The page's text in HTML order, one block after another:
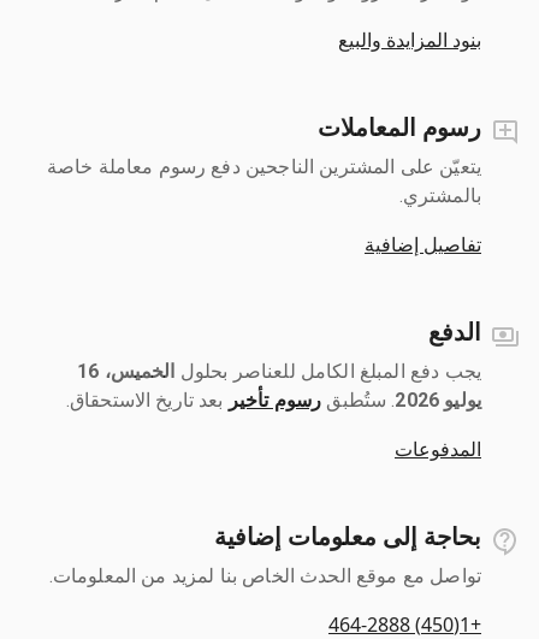
بنود المزايدة والبيع
رسوم المعاملات
يتعيّن على المشترين الناجحين دفع رسوم معاملة خاصة
بالمشتري.
تفاصيل إضافية
الدفع
يجب دفع المبلغ الكامل للعناصر بحلول ‎
الخميس، 16
يوليو 2026
رسوم تأخير بعد تاريخ الاستحقاق.
المدفوعات
بحاجة إلى معلومات إضافية
تواصل مع موقع الحدث الخاص بنا لمزيد من المعلومات.
+1(450) 464-2888